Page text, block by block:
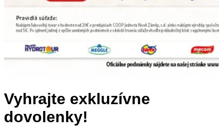
Vyhrajte exkluzívne
dovolenky!